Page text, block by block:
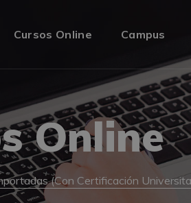
Cursos Online Campus
Online
(Con Certificación